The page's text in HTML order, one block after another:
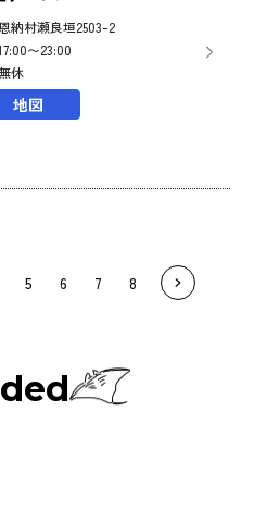
恩納村瀬良垣2503-2
〜23:00
無休
地図
5 6 7 8